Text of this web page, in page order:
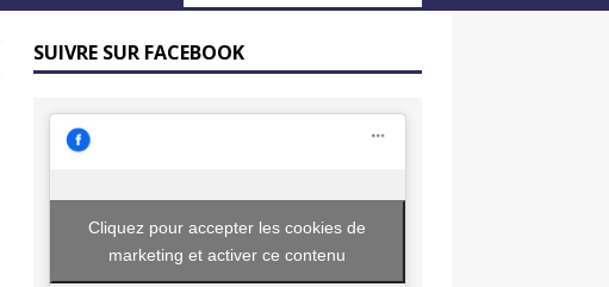
SUIVRE SUR FACEBOOK
Cliquez pour accepter les cookies de
marketing et activer ce contenu